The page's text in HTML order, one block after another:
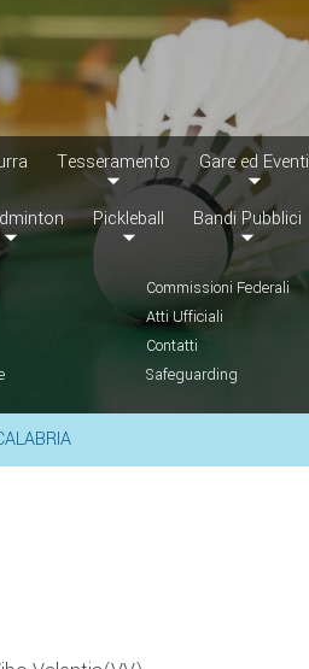
Tesseramento Gare ed Eventi
Pickleball Bandi Pubblici
Commissioni Federali
Atti Ufficiali
Contatti
Safeguarding